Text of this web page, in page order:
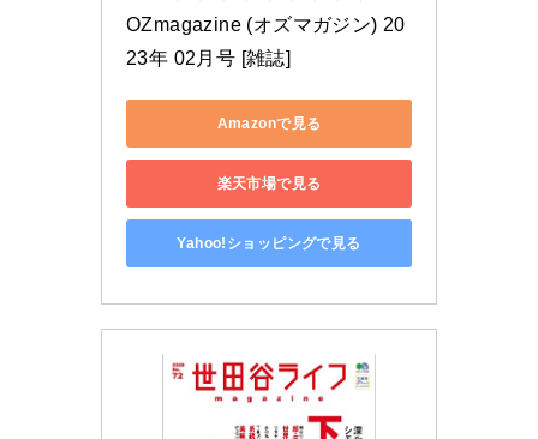
OZmagazine (オズマガジン) 20
23年 02月号 [雑誌]
Amazonで見る
楽天市場で見る
Yahoo!ショッピングで見る